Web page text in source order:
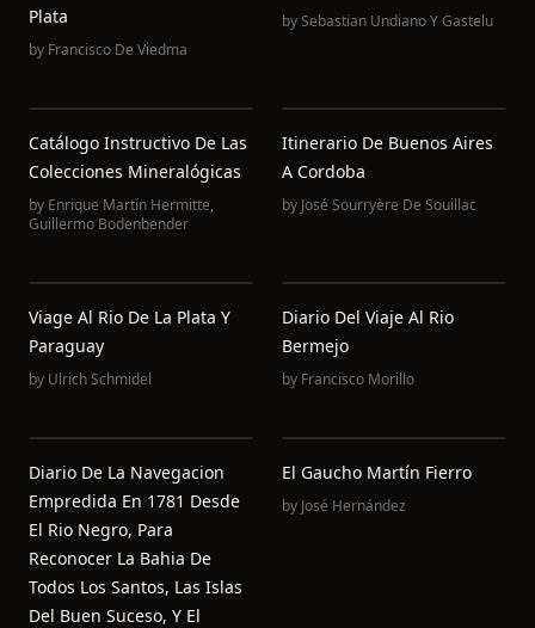
Plata
by Francisco De Viedma
bySebastian Undiano Y Gastelu
Catálogo Instructivo De Las
Colecciones Mineralógicas
by Enrique Martín Hermitte,
Guillermo Bodenbender
Itinerario De Buenos Aires
A Cordoba
by José Sourryère De Souillac
Viage Al Rio De La Plata Y
Paraguay
by Ulrich Schmidel
Diario Del Viaje Al Rio
Bermejo
by Francisco Morillo
Diario De La Navegacion
Empredida En 1781 Desde
El Rio Negro, Para
Reconocer La Bahia De
Todos Los Santos, Las Islas
Del Buen Suceso, Y El
El Gaucho Martín Fierro
by José Hernández